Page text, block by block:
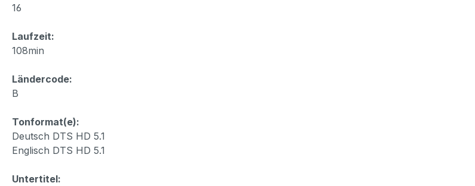
16
Laufzeit:
108min
Ländercode:
B
Tonformat(e):
Deutsch DTS HD 5.1
Englisch DTS HD 5.1
Untertitel: